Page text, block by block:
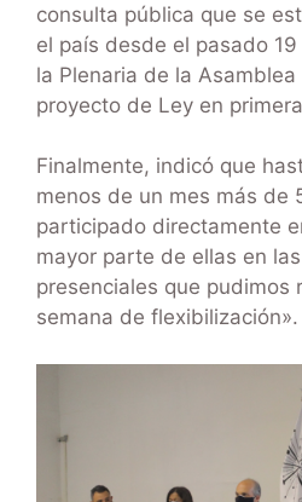
consulta pública que se
el país desde el pasado
la Plenaria de la
proyecto de Ley en
Finalmente, indicó que
menos de un mes más de
participado directamente
mayor parte de ellas en
presenciales que pudimos
semana de flexibilización».